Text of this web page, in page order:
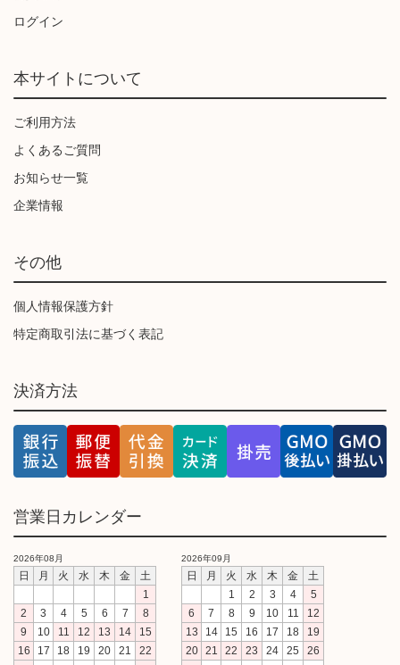
ログイン
本サイトについて
ご利用方法
よくあるご質問
お知らせ一覧
企業情報
その他
個人情報保護方針
特定商取引法に基づく表記
決済方法
営業日カレンダー
2026年08月
日 月 火 水 木 金
土
1
2
3 4 5 6 7
8
9
10 11 12 13 14
15
16
17 18 19 20 21
22
2026年09月
日 月 火 水 木 金
土
1
2 3 4
5
6
7 8 9 10 11
12
13
14 15 16 17 18
19
20
21 22 23 24 25
26